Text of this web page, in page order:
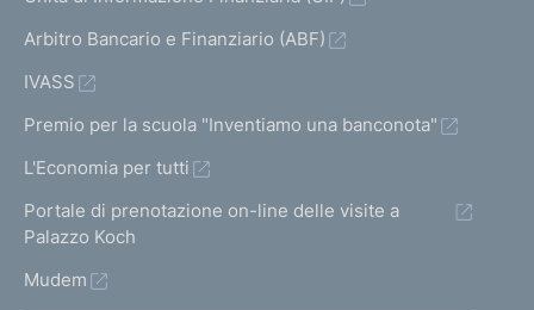
Arbitro Bancario e Finanziario (ABF)
IVASS
Premio per la scuola "Inventiamo una banconota"
L'Economia per tutti
Portale di prenotazione on-line delle visite a
Palazzo Koch
Mudem